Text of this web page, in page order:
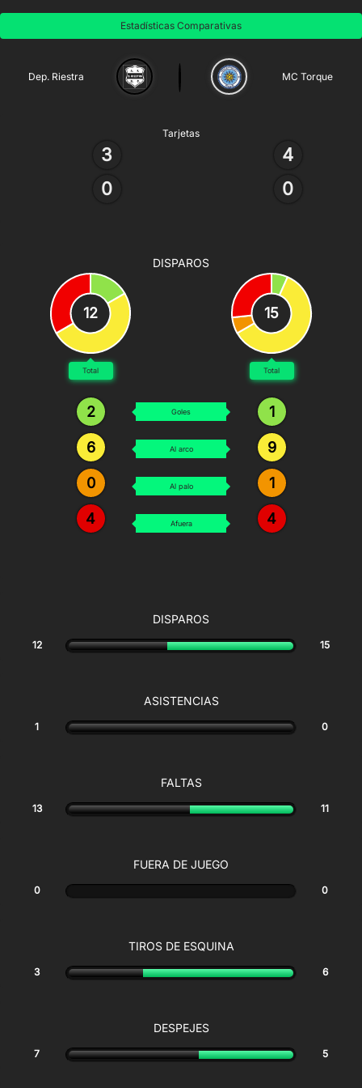
Estadísticas Comparativas
Dep. Riestra MC Torque
Tarjetas
3
0
4
0
DISPAROS
12
Total
2
6
0
4
15
Total
1
9
1
4
Goles
Al arco
Al palo
Afuera
DISPAROS
12 15
ASISTENCIAS
1 0
FALTAS
13 11
FUERA DE JUEGO
0 0
TIROS DE ESQUINA
3 6
DESPEJES
7 5